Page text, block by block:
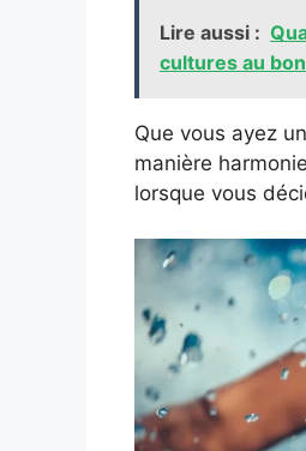
Lire aussi :
cultures au
Que vous ayez
manière
lorsque vous